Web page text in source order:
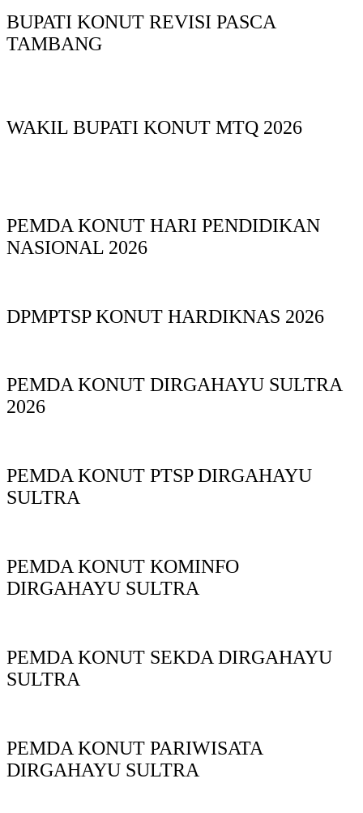
BUPATI KONUT REVISI PASCA
TAMBANG
WAKIL BUPATI KONUT MTQ 2026
PEMDA KONUT HARI PENDIDIKAN
NASIONAL 2026
DPMPTSP KONUT HARDIKNAS 2026
PEMDA KONUT DIRGAHAYU SULTRA
2026
PEMDA KONUT PTSP DIRGAHAYU
SULTRA
PEMDA KONUT KOMINFO
DIRGAHAYU SULTRA
PEMDA KONUT SEKDA DIRGAHAYU
SULTRA
PEMDA KONUT PARIWISATA
DIRGAHAYU SULTRA